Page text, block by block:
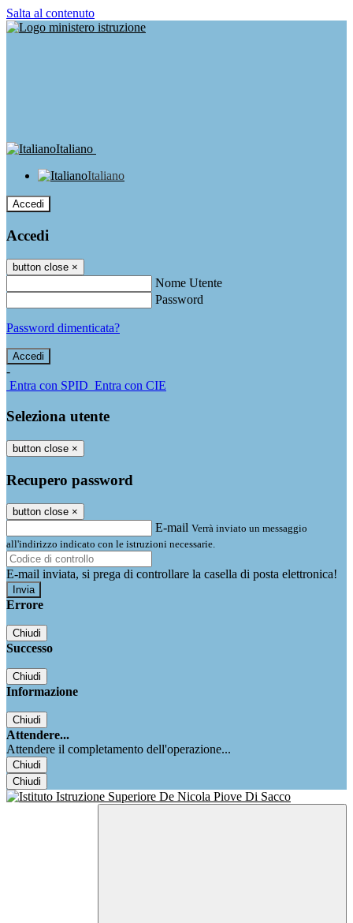
Salta al contenuto
Italiano
Italiano
Accedi
Accedi
button close ×
Nome Utente
Password
Password dimenticata?
-
Entra con SPID Entra con CIE
Seleziona utente
button close ×
Recupero password
button close ×
E-mail Verrà inviato un messaggio
all'indirizzo indicato con le istruzioni necessarie.
E-mail inviata, si prega di controllare la casella di posta elettronica!
Errore
Chiudi
Successo
Chiudi
Informazione
Chiudi
Attendere...
Attendere il completamento dell'operazione...
Chiudi
Chiudi